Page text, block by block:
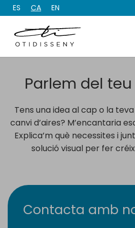
ES CA EN
Parlem del
Tens una idea al cap o la
canvi d’aires? M’encantaria
Explica’m què necessites i
solució visual per fer
Contacta amb